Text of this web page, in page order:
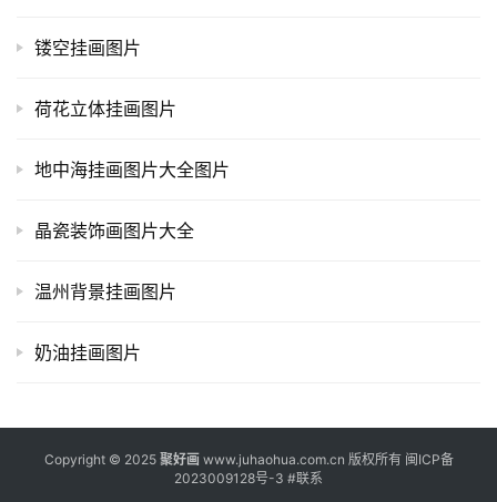
镂空挂画图片
荷花立体挂画图片
地中海挂画图片大全图片
晶瓷装饰画图片大全
温州背景挂画图片
奶油挂画图片
Copyright © 2025 聚好画www.juhaohua.com.cn 版权所有 闽ICP备
2023009128号-3 #联系